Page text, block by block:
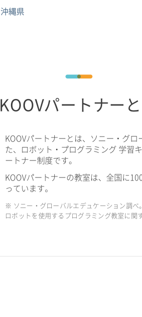
沖縄県
KOOVパートナー
KOOVパートナーとは、ソニー・グ
た、ロボット・プログラミング 学習
ートナー制度です。
KOOVパートナーの教室は、全国に
っています。
※ ソニー・グローバルエデュケーション調べ
ロボットを使用するプログラミング教室に関